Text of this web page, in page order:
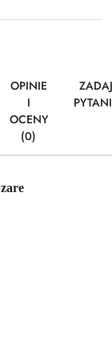
OPINIE
I
OCENY
(0)